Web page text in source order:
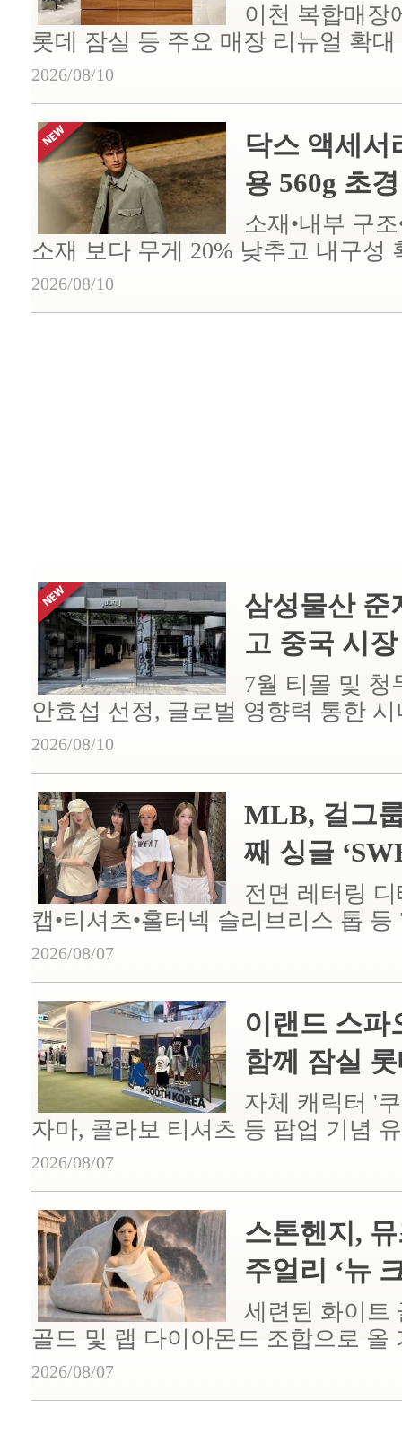
이천 복합매장
롯데 잠실 등 주요 매장 리뉴얼 확대
2026/08/10
닥스 액세서
용 560g 초
소재•내부 구
소재 보다 무게 20% 낮추고 내구성
2026/08/10
삼성물산 준
고 중국 시
7월 티몰 및
안효섭 선정, 글로벌 영향력 통한
2026/08/10
MLB, 걸그
째 싱글
전면 레터링
캡•티셔츠•홀터넥 슬리브리스 톱 등
2026/08/07
이랜드 스파
함께 잠실
자체 캐릭터 '
자마, 콜라보 티셔츠 등 팝업 기념
2026/08/07
스톤헨지,
주얼리 ‘뉴
세련된 화이트
골드 및 랩 다이아몬드 조합으로 올
2026/08/07